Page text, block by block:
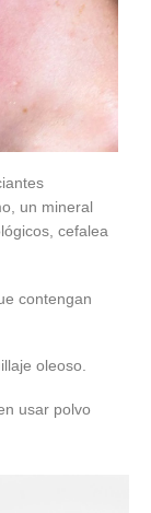
un mineral
cefalea
contengan
oleoso.
usar polvo